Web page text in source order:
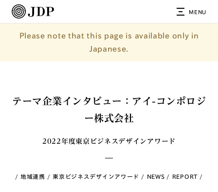
MENU
Please note that this page is available only in
Japanese.
テーマ企業インタビュー：アイ-コンポロジ
ー株式会社
2022年度東京ビジネスデザインアワード
地域連携 東京ビジネスデザインアワード NEWS REPORT